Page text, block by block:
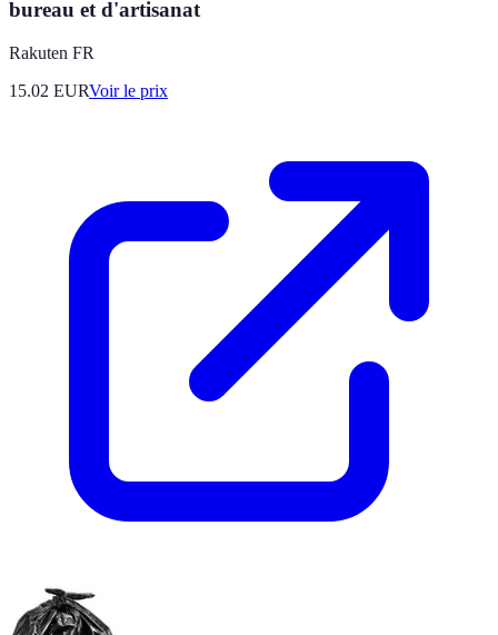
bureau et d'artisanat
Rakuten FR
15.02 EURVoir le prix